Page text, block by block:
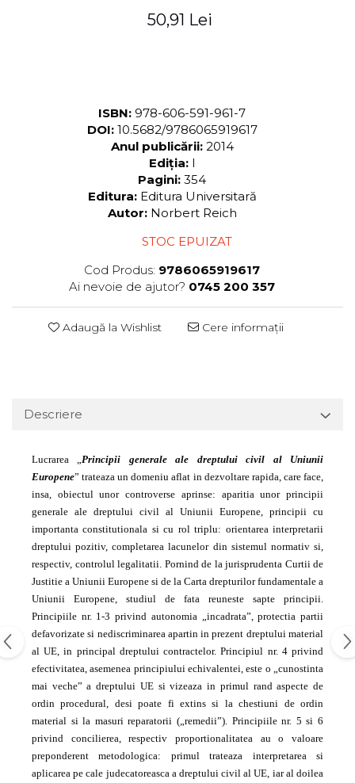
50,91 Lei
ISBN: 978-606-591-961-7
DOI: 10.5682/9786065919617
Anul publicării: 2014
Ediția: I
Pagini: 354
Editura: Editura Universitară
Autor: Norbert Reich
STOC EPUIZAT
Cod Produs: 9786065919617
Ai nevoie de ajutor? 0745 200 357
Adaugă la Wishlist Cere informații
Descriere
Lucrarea „ Principii generale ale dreptului civil al Uniunii
Europene” trateaza un domeniu aflat in dezvoltare rapida, care face,
insa, obiectul unor controverse aprinse: aparitia unor principii
generale ale dreptului civil al Uniunii Europene, principii cu
importanta constitutionala si cu rol triplu: orientarea interpretarii
dreptului pozitiv, completarea lacunelor din sistemul normativ si,
respectiv, controlul legalitatii. Pornind de la jurisprudenta Curtii de
Justitie a Uniunii Europene si de la Carta drepturilor fundamentale a
Uniunii Europene, studiul de fata reuneste sapte principii.
Principiile nr. 1-3 privind autonomia „incadrata”, protectia partii
defavorizate si nediscriminarea apartin in prezent dreptului material
al UE, in principal dreptului contractelor. Principiul nr. 4 privind
efectivitatea, asemenea principiului echivalentei, este o „cunostinta
mai veche” a dreptului UE si vizeaza in primul rand aspecte de
ordin procedural, desi poate fi extins si la chestiuni de ordin
material si la masuri reparatorii („remedii”). Principiile nr. 5 si 6
privind concilierea, respectiv proportionalitatea au o valoare
preponderent metodologica: primul trateaza interpretarea si
aplicarea pe cale judecatoreasca a dreptului civil al UE, iar al doilea